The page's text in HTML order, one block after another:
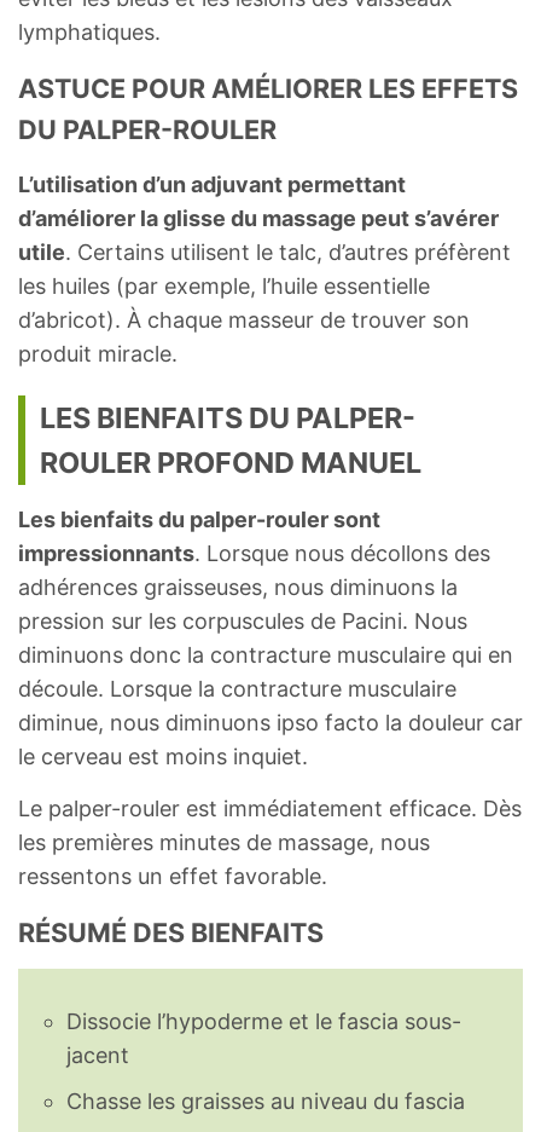
lymphatiques.
ASTUCE POUR AMÉLIORER LES EFFETS
DU PALPER-ROULER
L’utilisation d’un adjuvant permettant
d’améliorer la glisse du massage peut s’avérer
utile. Certains utilisent le talc, d’autres préfèrent
les huiles (par exemple, l’huile essentielle
d’abricot). À chaque masseur de trouver son
produit miracle.
LES BIENFAITS DU PALPER-
ROULER PROFOND MANUEL
Les bienfaits du palper-rouler sont
impressionnants. Lorsque nous décollons des
adhérences graisseuses, nous diminuons la
pression sur les corpuscules de Pacini. Nous
diminuons donc la contracture musculaire qui en
découle. Lorsque la contracture musculaire
diminue, nous diminuons ipso facto la douleur car
le cerveau est moins inquiet.
Le palper-rouler est immédiatement efficace. Dès
les premières minutes de massage, nous
ressentons un effet favorable.
RÉSUMÉ DES BIENFAITS
Dissocie l’hypoderme et le fascia sous-
jacent
Chasse les graisses au niveau du fascia